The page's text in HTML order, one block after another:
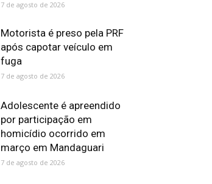
7 de agosto de 2026
Motorista é preso pela PRF
após capotar veículo em
fuga
7 de agosto de 2026
Adolescente é apreendido
por participação em
homicídio ocorrido em
março em Mandaguari
7 de agosto de 2026